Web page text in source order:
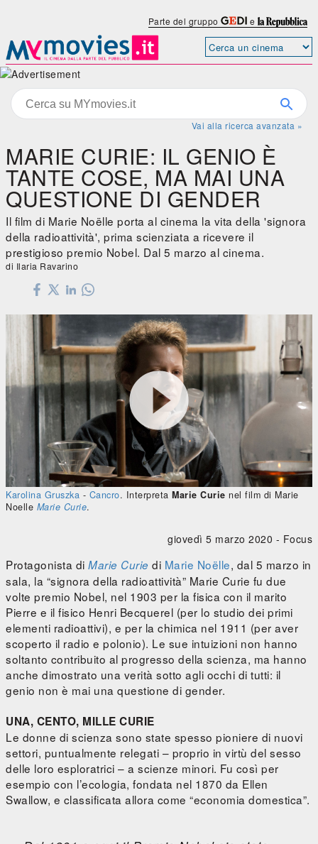
Parte del gruppo e
Vai alla ricerca avanzata »
MARIE CURIE: IL GENIO È
TANTE COSE, MA MAI UNA
QUESTIONE DI GENDER
Il film di Marie Noëlle porta al cinema la vita della 'signora
della radioattività', prima scienziata a ricevere il
prestigioso premio Nobel. Dal 5 marzo al cinema.
di Ilaria Ravarino


Marie Curie
 0:00/0:00 

Karolina Gruszka - Cancro. Interpreta Marie Curie nel film di Marie
Noelle Marie Curie.
giovedì 5 marzo 2020 - Focus
Protagonista di Marie Curie di Marie Noëlle, dal 5 marzo in
sala, la “signora della radioattività” Marie Curie fu due
volte premio Nobel, nel 1903 per la fisica con il marito
Pierre e il fisico Henri Becquerel (per lo studio dei primi
elementi radioattivi), e per la chimica nel 1911 (per aver
scoperto il radio e polonio). Le sue intuizioni non hanno
soltanto contribuito al progresso della scienza, ma hanno
anche dimostrato una verità sotto agli occhi di tutti: il
genio non è mai una questione di gender.
UNA, CENTO, MILLE CURIE
Le donne di scienza sono state spesso pioniere di nuovi
settori, puntualmente relegati – proprio in virtù del sesso
delle loro esploratrici – a scienze minori. Fu così per
esempio con l’ecologia, fondata nel 1870 da Ellen
Swallow, e classificata allora come “economia domestica”.